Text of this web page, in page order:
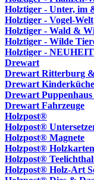
Holztiger - Unter, im
Holztiger - Vogel-Welt
Holztiger - Wald &
Holztiger - Wilde
Holztiger -
Drewart
Drewart Ritterburg
Drewart
Drewart
Drewart Fahrzeuge
Holzpost®
Holzpost®
Holzpost® Magnete
Holzpost® Holzkarten
Holzpost®
Holzpost® Holz-Art